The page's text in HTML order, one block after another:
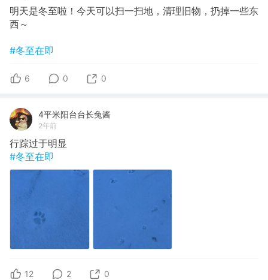
明天是冬至啦！今天可以扫一扫地，清理旧物，扔掉一些东
西～
#冬至在即
6 0 0
4平米阳台台长兔酱
2年前
行踪过于明显
#冬至在即
12 2 0